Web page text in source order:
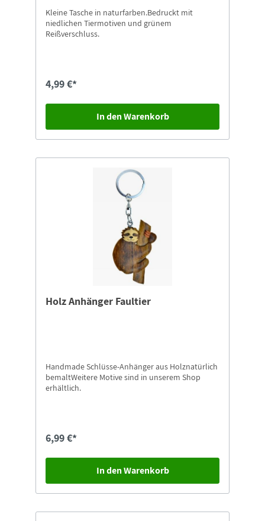
Kleine Tasche in naturfarben.Bedruckt mit
niedlichen Tiermotiven und grünem
Reißverschluss.
4,99 €*
In den Warenkorb
Holz Anhänger Faultier
Handmade Schlüsse-Anhänger aus Holznatürlich
bemaltWeitere Motive sind in unserem Shop
erhältlich.
6,99 €*
In den Warenkorb